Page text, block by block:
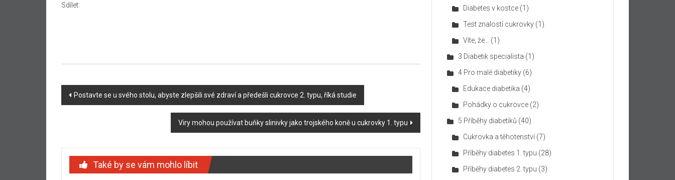
Sdílet:
Navigace
Postavte se u svého stolu, abyste zlepšili své zdraví a předešli cukrovce 2. typu, říká studie
Viry mohou používat buňky slinivky jako trojského koně u cukrovky 1. typu
Také by se vám mohlo líbit
Diabetes v kostce (1)
Test znalostí cukrovky (1)
Víte, že…
(1)
3 Diabetik specialista (1)
4 Pro malé diabetiky (6)
Edukace diabetika (4)
Pohádky o cukrovce (2)
5 Příběhy diabetiků (40)
Cukrovka a těhotenství (7)
Příběhy diabetes 1. typu (28)
Příběhy diabetes 2. typu (3)